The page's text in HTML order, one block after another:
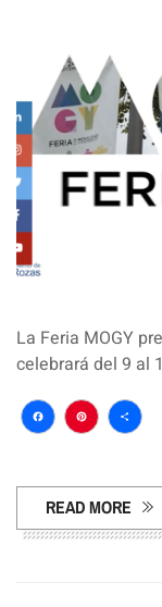
La Feria MOGY
celebrará del 9 al
Facebook
READ MORE